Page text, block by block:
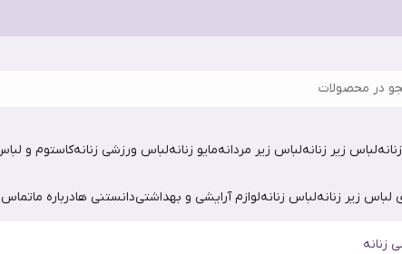
در محصولات
لباس زیر زنانهلباس زیر مردانهمایو زنانهلباس ورزشی زنانهکاستوم و
زیر زنانهلباس زنانهلوازم آرایشی و بهداشتیدانستنی هادرباره ماتماس
زنانه